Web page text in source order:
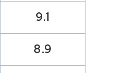
9.1
8.9